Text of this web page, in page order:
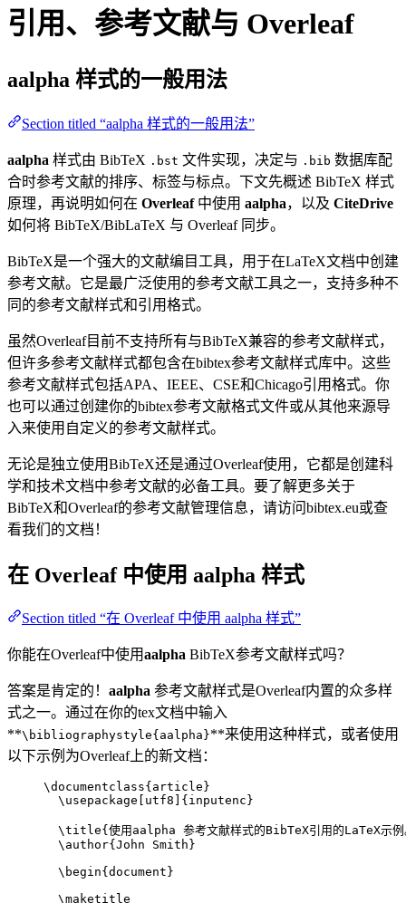
引用、参考文献与 Overleaf
aalpha 样式的一般用法
Section titled “aalpha 样式的一般用法”
aalpha 样式由 BibTeX .bst 文件实现，决定与 .bib 数据库配
合时参考文献的排序、标签与标点。下文先概述 BibTeX 样式
原理，再说明如何在 Overleaf中使用 aalpha，以及 CiteDrive
如何将 BibTeX/BibLaTeX 与 Overleaf 同步。
BibTeX是一个强大的文献编目工具，用于在LaTeX文档中创建
参考文献。它是最广泛使用的参考文献工具之一，支持多种不
同的参考文献样式和引用格式。
虽然Overleaf目前不支持所有与BibTeX兼容的参考文献样式，
但许多参考文献样式都包含在bibtex参考文献样式库中。这些
参考文献样式包括APA、IEEE、CSE和Chicago引用格式。你
也可以通过创建你的bibtex参考文献格式文件或从其他来源导
入来使用自定义的参考文献样式。
无论是独立使用BibTeX还是通过Overleaf使用，它都是创建科
学和技术文档中参考文献的必备工具。要了解更多关于
BibTeX和Overleaf的参考文献管理信息，请访问bibtex.eu或查
看我们的文档！
在 Overleaf 中使用 aalpha 样式
Section titled “在 Overleaf 中使用 aalpha 样式”
你能在Overleaf中使用aalpha BibTeX参考文献样式吗？
答案是肯定的！ aalpha 参考文献样式是Overleaf内置的众多样
式之一。通过在你的tex文档中输入
**\bibliographystyle{aalpha}**来使用这种样式，或者使用
以下示例为Overleaf上的新文档：
\documentclass{ article }
\usepackage
utf8 ]{ inputenc }
\title{使用aalpha 参考文献样式的BibTeX引用的LaTeX示
\author{John Smith}
\begin{ document }
\maketitle